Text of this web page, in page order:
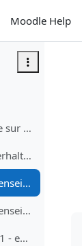
Moodle Help
Comment obtenir de l'aide sur Moodle
Wie Sie Hilfe bei Moodle erhalten können
Questions/réponses sur l'enseignement avec Moodle - Fragen/Antworten zum Unterrichen mit Moodle
Questions/réponses sur l'enseignement avec Teams dans les auditoires - Fragen/Antworten zum Studium mit Teams in dem Auditorium
Nouveautés de Moodle 5.1 - enseignant·e